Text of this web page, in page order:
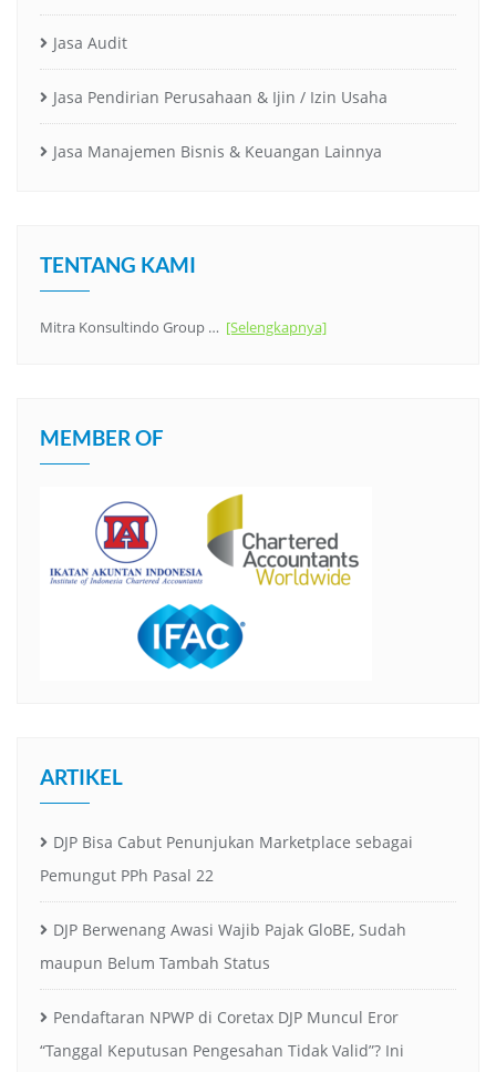
Jasa Audit
Jasa Pendirian Perusahaan & Ijin / Izin Usaha
Jasa Manajemen Bisnis & Keuangan Lainnya
TENTANG KAMI
Mitra Konsultindo Group … [Selengkapnya]
MEMBER OF
ARTIKEL
DJP Bisa Cabut Penunjukan Marketplace sebagai
Pemungut PPh Pasal 22
DJP Berwenang Awasi Wajib Pajak GloBE, Sudah
maupun Belum Tambah Status
Pendaftaran NPWP di Coretax DJP Muncul Eror
“Tanggal Keputusan Pengesahan Tidak Valid”? Ini